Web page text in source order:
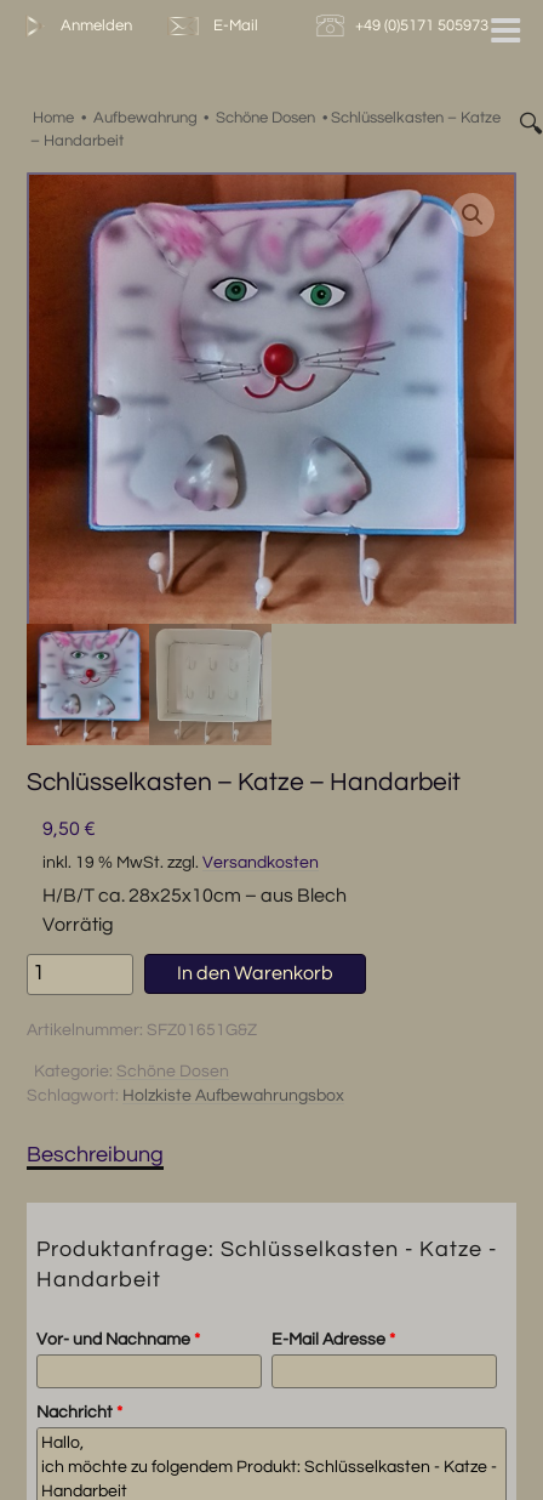
Zum
Anmelden E-Mail +49 (0)5171 505973
Home • Aufbewahrung • Schöne Dosen • Schlüsselkasten – Katze
– Handarbeit
🔍
Schlüsselkasten – Katze – Handarbeit
9,50 €
inkl. 19 % MwSt. zzgl. Versandkosten
H/B/T ca. 28x25x10cm – aus Blech
Vorrätig
Schlüsselkasten
-
Handarbeit
Menge
In den Warenkorb
Artikelnummer: SFZ01651G&Z
Kategorie: Schöne Dosen
Schlagwort: Holzkiste Aufbewahrungsbox
Beschreibung
Produktanfrage: Schlüsselkasten - Katze -
Handarbeit
Vor- und Nachname* E-Mail Adresse *
Nachricht*